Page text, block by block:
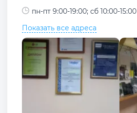
пн-пт 9:00-19:00; сб 10:00-15:00
Показать все адреса